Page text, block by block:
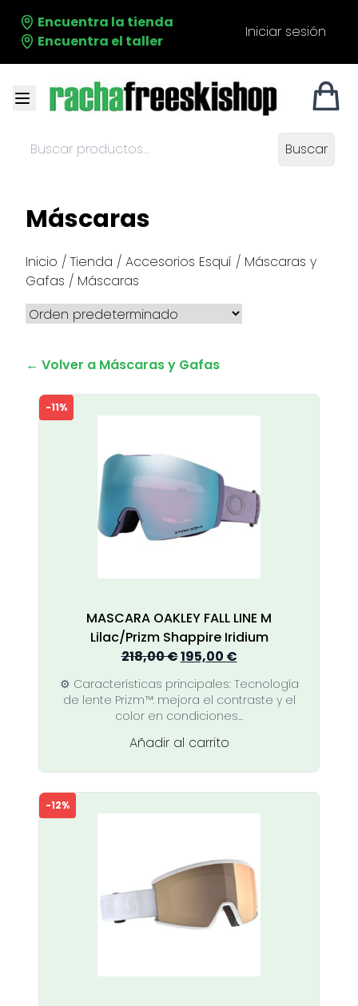
Encuentra la tienda
Encuentra el taller
Iniciar sesión
Buscar
productos:
Buscar
Máscaras
Inicio / Tienda / Accesorios Esquí / Máscaras y
Gafas / Máscaras
← Volver a Máscaras y Gafas
-11%
MASCARA OAKLEY FALL LINE M
Lilac/Prizm Shappire Iridium
218,00€El
precio
original
era:
195,00 €El
precio
actual
es:
⚙️ Características principales: Tecnología
de lente Prizm™: mejora el contraste y el
color en condiciones...
Añadir al carrito
-12%